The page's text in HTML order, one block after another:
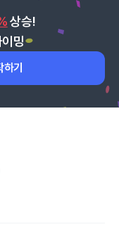
상승!
밍
기